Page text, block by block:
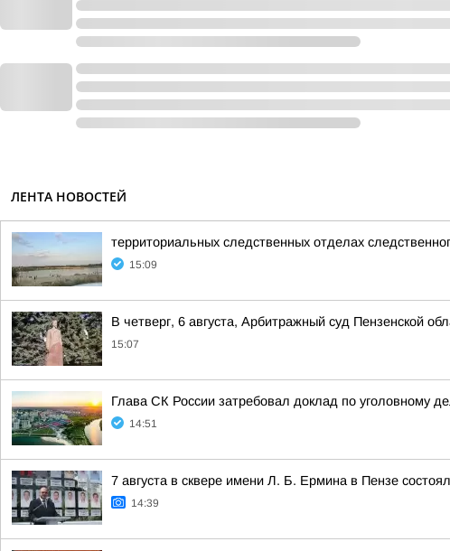
ЛЕНТА НОВОСТЕЙ
территориальных следственных отделах
15:09
В четверг, 6 августа, Арбитражный суд Пензенской
15:07
Глава СК России затребовал доклад по уголовному
14:51
7 августа в сквере имени Л. Б. Ермина в Пензе
14:39